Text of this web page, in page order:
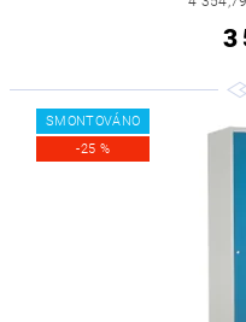
3
SMONTOVÁNO
-25 %